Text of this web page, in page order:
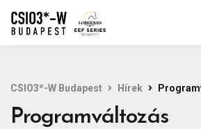
CSIO3*-W Budapest Hírek
Programváltozás